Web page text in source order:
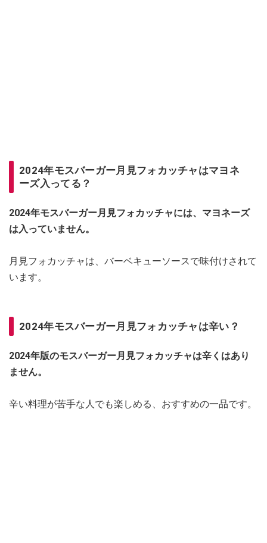
2024年モスバーガー月見フォカッチャはマヨネ
ーズ入ってる？
2024年モスバーガー月見フォカッチャには、マヨネーズ
は入っていません。
月見フォカッチャは、バーベキューソースで味付けされて
います。
2024年モスバーガー月見フォカッチャは辛い？
2024年版のモスバーガー月見フォカッチャは辛くはあり
ません。
辛い料理が苦手な人でも楽しめる、おすすめの一品です。